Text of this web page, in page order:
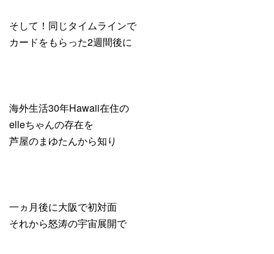
そして！同じタイムラインで
カードをもらった2週間後に
海外生活30年Hawaii在住の
elleちゃんの存在を
芦屋のまゆたんから知り
一ヵ月後に大阪で初対面
それから怒涛の宇宙展開で